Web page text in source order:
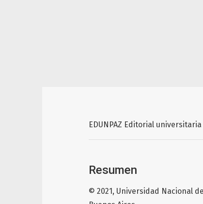
EDUNPAZ Editorial universitaria
Resumen
© 2021, Universidad Nacional de